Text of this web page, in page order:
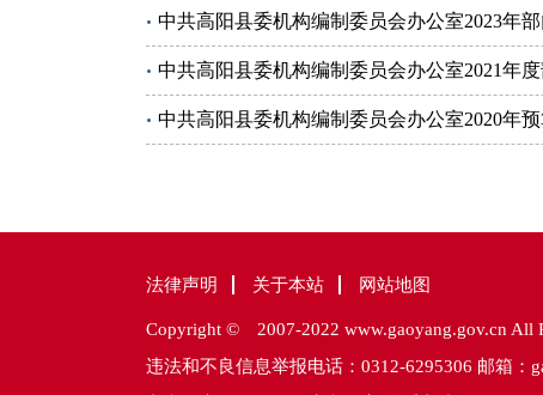
中共高阳县委机构编制委员会办公室2023年
中共高阳县委机构编制委员会办公室2021年
中共高阳县委机构编制委员会办公室2020年
法律声明 关于本站 网站地图
Copyright © 2007-2022 www.gaoyang.gov.cn All
违法和不良信息举报电话：0312-6295306 邮箱：